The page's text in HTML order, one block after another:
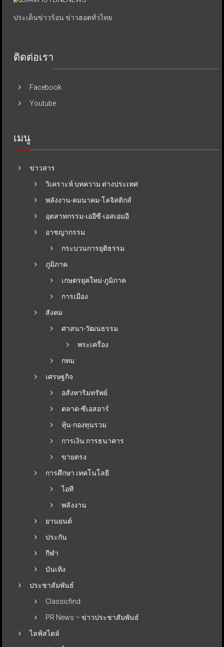
ประเด็นข่าวร้อน ข่าวฮอตทั่วไทย.
ติดต่อเรา
Facebook
Youtube
เมนู
ข่าวสาร
วิเคราะห์ บทความ ต่างประเทศ
พลังงาน-คมนาคม-โลจิสติกส์
อุตสาหกรรม-เออีซี-เอสเอมอี
อาชญากรรม
กระบวนการยุติธรรม
ภูมิภาค
เกษตรยุคใหม่-ภูมิภาค
การเมือง
สังคม
ศาสนา-วัฒนธรรม
พระเครื่อง
กทม
เศรษฐกิจ
อสังหาริมทรัพย์
ตลาด-ซีเอสอาร์
หุ้น-กองทุนรวม
การเงิน การธนาคาร
ขายตรง
การศึกษา เทคโนโลยี
ไอที
พลังงาน
ยานยนต์
ประกัน
กีฬา
บันเทิง
ประชาสัมพันธ์
Classicfind
PR News – ข่าวประชาสัมพันธ์
ไลฟ์สไตล์